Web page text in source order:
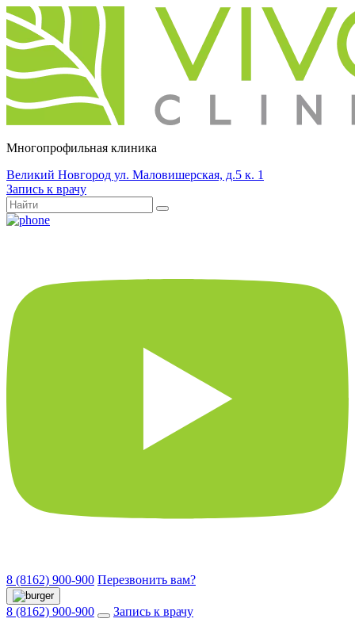
Многопрофильная клиника
Великий Новгород ул. Маловишерская, д.5 к. 1
Запись к врачу
8 (8162) 900-900 Перезвонить вам?
8 (8162) 900-900
Запись к врачу